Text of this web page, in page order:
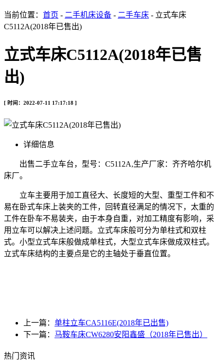
当前位置： 首页 - 二手机床设备 - 二手车床 - 立式车床
C5112A(2018年已售出)
立式车床C5112A(2018年已售
出)
[ 时间：2022-07-11 17:17:18 ]
详细信息
出售二手立车台，型号：C5112A,生产厂家：齐齐哈尔机
床厂。
立车主要用于加工直径大、长度短的大型、重型工件和不
易在卧式车床上装夹的工件，回转直径满足的情况下，太重的
工件在卧车不易装夹，由于本身自重，对加工精度有影响，采
用立车可以解决上述问题。立式车床般可分为单柱式和双柱
式。小型立式车床般做成单柱式，大型立式车床做成双柱式。
立式车床结构的主要点是它的主轴处于垂直位置。
上一篇： 单柱立车CA5116E(2018年已出售)
下一篇： 马鞍车床CW6280安阳鑫盛（2018年已售出）
热门资讯